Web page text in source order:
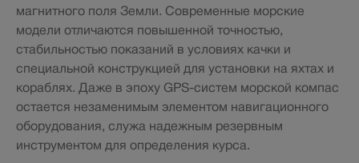
магнитного поля Земли. Современные морские
модели отличаются повышенной точностью,
стабильностью показаний в условиях качки и
специальной конструкцией для установки на яхтах и
кораблях. Даже в эпоху GPS-систем морской компас
остается незаменимым элементом навигационного
оборудования, служа надежным резервным
инструментом для определения курса.